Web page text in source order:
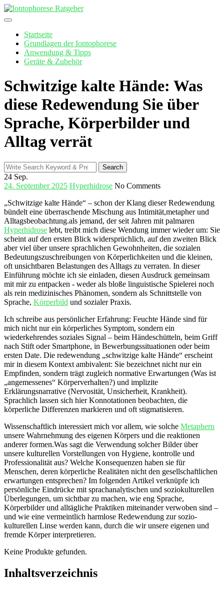
Skip
to
Startseite
Grundlagen der Iontophorese
Anwendung & Tipps
Geräte & Zubehör
Schwitzige kalte Hände: Was
diese Redewendung Sie über
Sprache, Körperbilder und
Alltag verrät
Search
for:
Search
24 Sep.
24. September 2025 Hyperhidrose No Comments
„Schwitzige kalte Hände“ – schon der Klang dieser Redewendung
bündelt eine überraschende Mischung aus Intimität,metapher und
Alltagsbeobachtung.als jemand, der ⁤seit Jahren​ mit palmaren
Hyperhidrose lebt, treibt mich⁤ diese Wendung ⁤immer wieder um: Sie
scheint auf den⁤ ersten ‍Blick widersprüchlich, auf den zweiten ⁢Blick
‍aber ⁢viel über ⁤unsere sprachlichen Gewohnheiten, die sozialen
Bedeutungszuschreibungen von‍ Körperlichkeiten und die kleinen,
oft unsichtbaren Belastungen ⁤des Alltags ⁤zu verraten. In dieser⁤
Einführung möchte ich ‍sie⁣ einladen, diesen Ausdruck gemeinsam ​
mit mir zu entpacken ⁣- weder als bloße linguistische Spielerei noch
als rein medizinisches Phänomen, ⁢sondern ​als Schnittstelle von
Sprache, Körperbild und sozialer Praxis.
Ich schreibe aus persönlicher Erfahrung: Feuchte Hände sind für
mich nicht nur ⁢ein körperliches Symptom, sondern ein
wiederkehrendes soziales Signal – beim Händeschütteln, beim Griff‌
nach Stift oder Smartphone, ​in Bewerbungssituationen‌ oder beim
ersten Date. Die ‍redewendung‌ „schwitzige kalte Hände“ erscheint
‍mir in diesem Kontext ⁤ambivalent: Sie bezeichnet nicht nur ein
‍Empfinden, sondern trägt zugleich normative Erwartungen (Was ist
„angemessenes“ ‌Körperverhalten?) und implizite
Erklärungsnarrative (Nervosität, Unsicherheit,⁣ Krankheit).
Sprachlich⁤ lassen sich⁤ hier⁣ Konnotationen beobachten, die
körperliche Differenzen markieren und oft stigmatisieren.
Wissenschaftlich interessiert mich vor allem, ⁤wie solche Metaphern
unsere Wahrnehmung des eigenen Körpers und die reaktionen
anderer formen.Was sagt die Verwendung solcher Bilder⁣ über
unsere kulturellen Vorstellungen von⁢ Hygiene, kontrolle ⁤und
⁣Professionalität aus? Welche Konsequenzen haben sie für ​
Menschen, deren körperliche Realitäten nicht den gesellschaftlichen⁢
erwartungen entsprechen? Im folgenden Artikel ‌verknüpfe ich
persönliche Eindrücke ‍mit⁣ sprachanalytischen ⁣und soziokulturellen
Überlegungen, um sichtbar zu machen, wie eng Sprache,
Körperbilder und alltägliche Praktiken miteinander verwoben sind –
und wie ‍eine vermeintlich harmlose Redewendung⁣ zur sozio-
kulturellen Linse werden ‍kann, durch die wir unsere ⁢eigenen ‌und
⁢fremde Körper interpretieren.
Keine Produkte gefunden.
Inhaltsverzeichnis